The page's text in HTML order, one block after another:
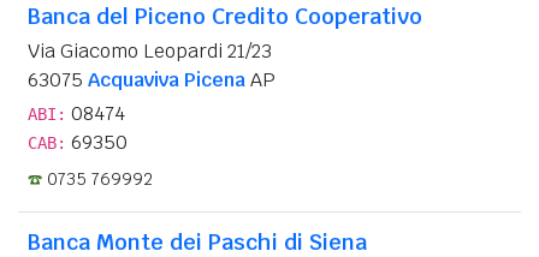
Banca del Piceno Credito Cooperativo
Via Giacomo Leopardi 21/23
63075 Acquaviva PicenaAP
ABI: 08474
CAB: 69350
0735 769992
Banca Monte dei Paschi di Siena